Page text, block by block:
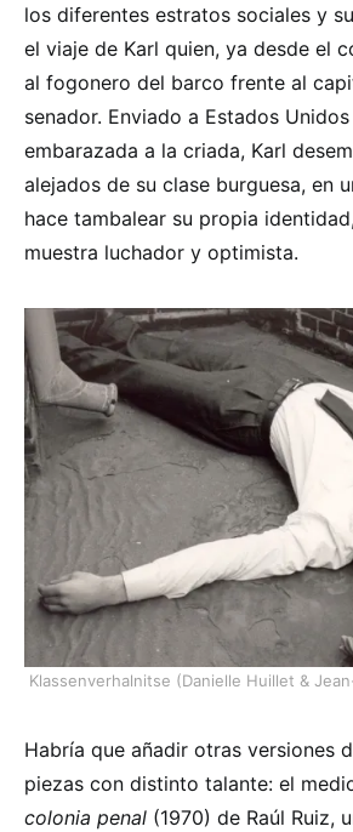
los diferentes estratos sociales y
el viaje de Karl quien, ya desde el
al fogonero del barco frente al
senador. Enviado a Estados
embarazada a la criada, Karl
alejados de su clase burguesa, en
hace tambalear su propia
muestra luchador y optimista.
Klassenverhalnitse (Danielle Huillet &
Habría que añadir otras versiones
piezas con distinto talante: el
colonia penal (1970) de Raúl Ruiz,